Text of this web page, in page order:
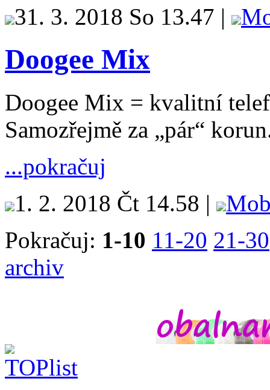
31. 3. 2018 So 13.47 |
Doogee Mix
Doogee Mix = kvalitní
Samozřejmě za „pár“
...pokračuj
1. 2. 2018 Čt 14.58 |
Pokračuj: 1-10 11-20 21-30
archiv